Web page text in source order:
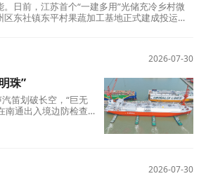
日前，江苏首个“一建多用”光储充冷乡村微
东社镇东平村果蔬加工基地正式建成投运，
2026-07-30
珠”
笛划破长空，“巨无
南通出入境边防检查
2026-07-30